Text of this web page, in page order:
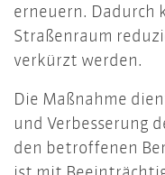
erneuern. Dadurch
Straßenraum
verkürzt werden.
Die Maßnahme
und Verbesserung
den betroffenen